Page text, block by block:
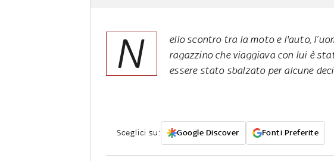
N
ello scontro tra la moto e l'auto,
ragazzino che viaggiava con lui è
essere stato sbalzato per alcune
Sceglici su: Google Discover Fonti Preferite